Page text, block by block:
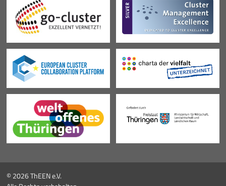
© 2026 ThEEN e.V.